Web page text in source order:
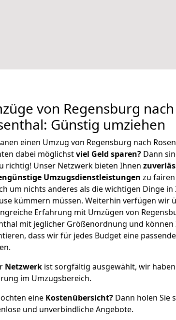
von Regensburg nach
Günstig umziehen
einen Umzug von Regensburg nach
dabei möglichstviel Geld sparen? Dann
richtig! Unser Netzwerk bieten Ihnen
Umzugsdienstleistungen zu
um nichts anderes als die wichtigen Dinge
kümmern müssen. Weiterhin verfügen wir
Erfahrung mit Umzügen von
mit jeglicher Größenordnung und
dass wir für jedes Budget eine
Netzwerk ist sorgfältig ausgewählt, wir haben
im Umzugsbereich.
eine Kostenübersicht? Dann holen Sie
und unverbindliche Angebote.